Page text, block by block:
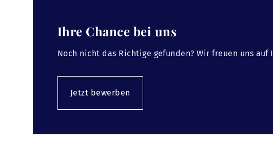
Ihre Chance bei uns
Noch nicht das Richtige gefunden? Wir freuen uns
Jetzt bewerben